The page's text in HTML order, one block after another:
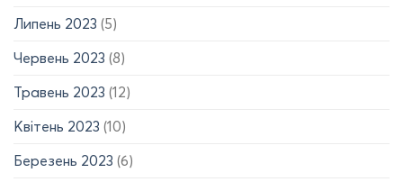
Липень 2023 (5)
Червень 2023 (8)
Травень 2023 (12)
Квітень 2023 (10)
Березень 2023 (6)